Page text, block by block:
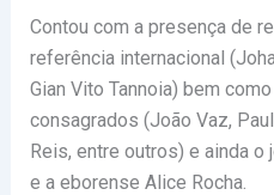
Contou com a presença de
referência internacional
Gian Vito Tannoia) bem
consagrados (João Vaz,
Reis, entre outros) e ainda o
e a eborense Alice Rocha.